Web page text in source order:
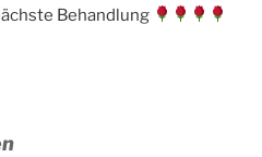
Behandlung